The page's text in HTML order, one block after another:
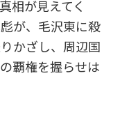
相が見えてく
が、毛沢東に殺
かざし、周辺国
覇権を握らせは